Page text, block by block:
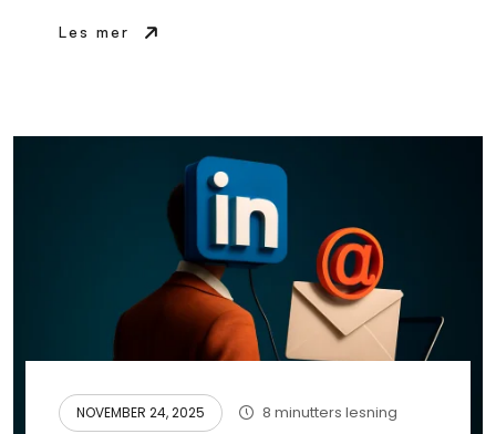
Les mer
NOVEMBER 24, 2025 8 minutters lesning